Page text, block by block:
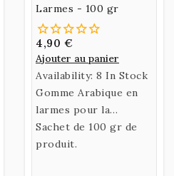
Larmes - 100 gr
4,90 €
Ajouter au panier
Availability: 8 In Stock
Gomme Arabique en
larmes pour la
préparation d'un liant.
Sachet de 100 gr de
produit.